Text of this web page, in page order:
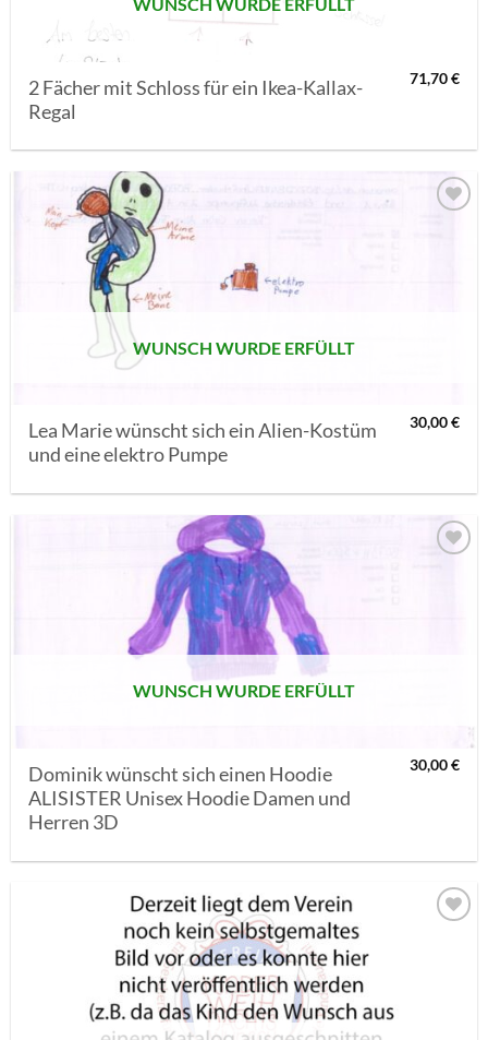
2 Fächer mit Schloss für ein Ikea-Kallax-
Regal
71,70€
WUNSCH WURDE ERFÜLLT
Lea Marie wünscht sich ein Alien-Kostüm
und eine elektro Pumpe
30,00€
WUNSCH WURDE ERFÜLLT
Dominik wünscht sich einen Hoodie
ALISISTER Unisex Hoodie Damen und
Herren 3D
30,00€